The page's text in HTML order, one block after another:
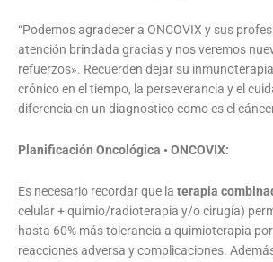
“Podemos agradecer a ONCOVIX y sus
atención brindada gracias y nos veremos
refuerzos». Recuerden dejar su
crónico en el tiempo, la perseverancia y el
diferencia en un diagnostico como es el
Planificación Oncológica • ONCOVIX:
Es necesario recordar que la terapia
celular + quimio/radioterapia y/o cirugía)
hasta 60% más tolerancia a quimioterapia
reacciones adversa y complicaciones.